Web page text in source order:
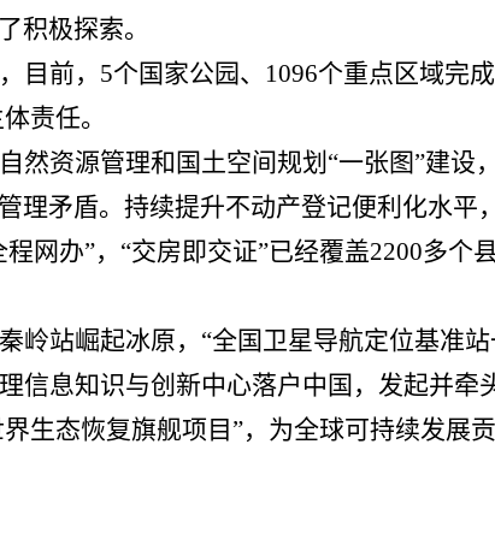
积极探索。
目前， 5个国家公园、1096个重点区域完
责任。
然资源管理和国土空间规划 “一张图”建设
理矛盾。持续提升不动产登记便利化水平
网办”，“交房即交证”已经覆盖2200多个
岭站崛起冰原， “全国卫星导航定位基准
信息知识与创新中心落户中国，发起并牵
生态恢复旗舰项目”，为全球可持续发展